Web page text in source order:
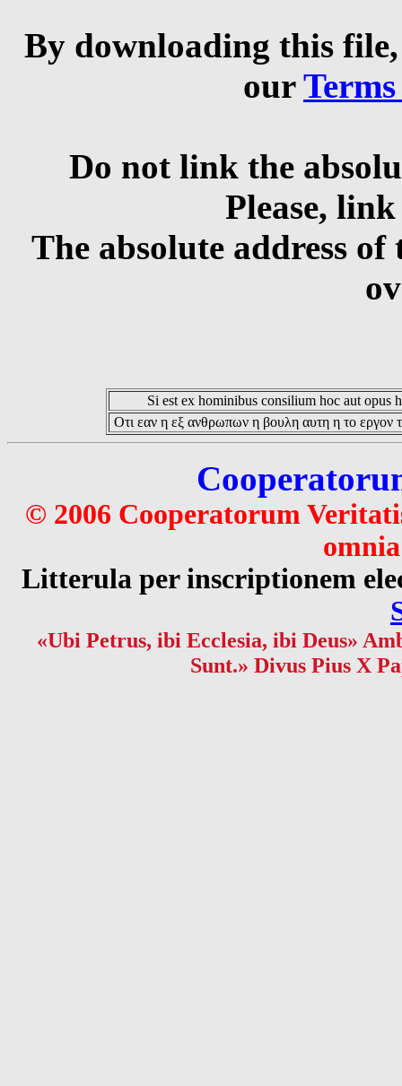
By downloading this
our
Do not link the
Please,
The absolute address
Si est ex hominibus consilium hoc aut opus
Οτι εαν η εξ ανθρωπων η βουλη αυτη η το εργον
© 2006 Cooperatorum
Litterula per inscriptionem
«Ubi Petrus, ibi Ecclesia, ibi Deus»
Sunt.» Divus Pius X